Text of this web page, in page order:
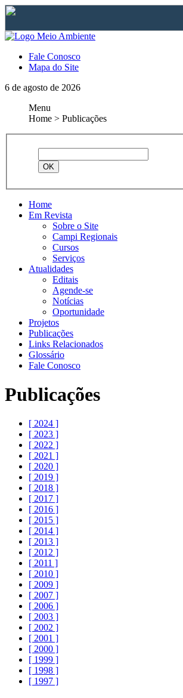
Fale Conosco
Mapa do Site
6 de agosto de 2026
Menu
Home > Publicações
Home
Em Revista
Sobre o Site
Campi Regionais
Cursos
Serviços
Atualidades
Editais
Agende-se
Notícias
Oportunidade
Projetos
Publicações
Links Relacionados
Glossário
Fale Conosco
Publicações
[ 2024 ]
[ 2023 ]
[ 2022 ]
[ 2021 ]
[ 2020 ]
[ 2019 ]
[ 2018 ]
[ 2017 ]
[ 2016 ]
[ 2015 ]
[ 2014 ]
[ 2013 ]
[ 2012 ]
[ 2011 ]
[ 2010 ]
[ 2009 ]
[ 2007 ]
[ 2006 ]
[ 2003 ]
[ 2002 ]
[ 2001 ]
[ 2000 ]
[ 1999 ]
[ 1998 ]
[ 1997 ]